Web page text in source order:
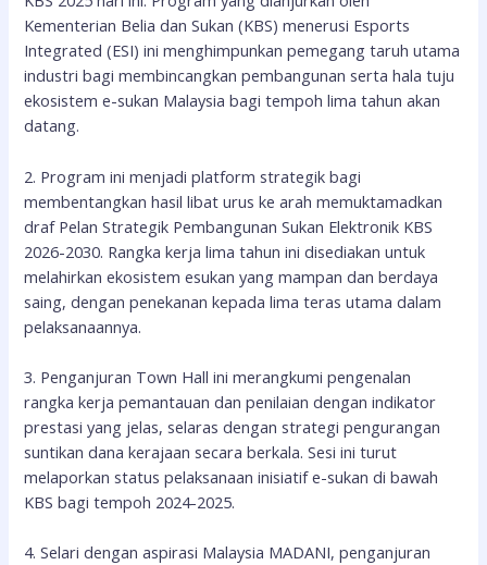
Kementerian Belia dan Sukan (KBS) menerusi Esports
Integrated (ESI) ini menghimpunkan pemegang taruh utama
industri bagi membincangkan pembangunan serta hala tuju
ekosistem e-sukan Malaysia bagi tempoh lima tahun akan
datang.
2. Program ini menjadi platform strategik bagi
membentangkan hasil libat urus ke arah memuktamadkan
draf Pelan Strategik Pembangunan Sukan Elektronik KBS
2026-2030. Rangka kerja lima tahun ini disediakan untuk
melahirkan ekosistem esukan yang mampan dan berdaya
saing, dengan penekanan kepada lima teras utama dalam
pelaksanaannya.
3. Penganjuran Town Hall ini merangkumi pengenalan
rangka kerja pemantauan dan penilaian dengan indikator
prestasi yang jelas, selaras dengan strategi pengurangan
suntikan dana kerajaan secara berkala. Sesi ini turut
melaporkan status pelaksanaan inisiatif e-sukan di bawah
KBS bagi tempoh 2024-2025.
4.Selari dengan aspirasi Malaysia MADANI, penganjuran